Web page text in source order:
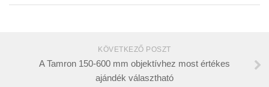
KÖVETKEZŐ POSZT
A Tamron 150-600 mm objektívhez most értékes
ajándék választható